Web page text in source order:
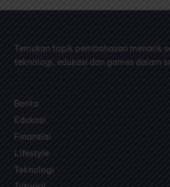
Temukan topik pembahasan menarik